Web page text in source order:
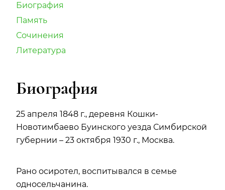
Биография
Память
Сочинения
Литература
Биография
25 апреля 1848 г., деревня Кошки-
Новотимбаево Буинского уезда Симбирской
губернии – 23 октября 1930 г., Москва.
Рано осиротел, воспитывался в семье
односельчанина.